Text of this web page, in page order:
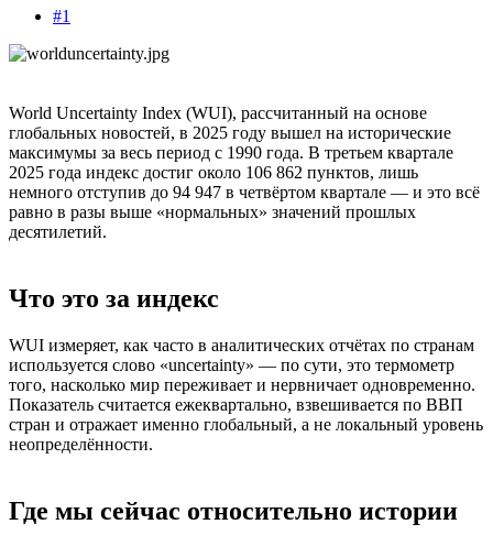
#1
World Uncertainty Index (WUI), рассчитанный на основе
глобальных новостей, в 2025 году вышел на исторические
максимумы за весь период с 1990 года. В третьем квартале
2025 года индекс достиг около 106 862 пунктов, лишь
немного отступив до 94 947 в четвёртом квартале — и это всё
равно в разы выше «нормальных» значений прошлых
десятилетий.
Что это за индекс​
WUI измеряет, как часто в аналитических отчётах по странам
используется слово «uncertainty» — по сути, это термометр
того, насколько мир переживает и нервничает одновременно.
Показатель считается ежеквартально, взвешивается по ВВП
стран и отражает именно глобальный, а не локальный уровень
неопределённости.
Где мы сейчас относительно истории​